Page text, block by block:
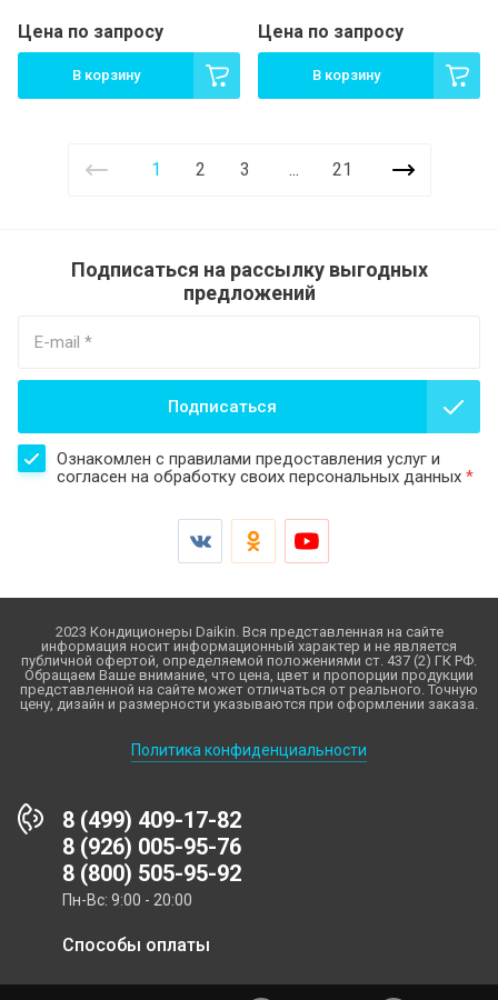
Цена по запросу
В корзину
Цена по запросу
В корзину
1 2 3 ... 21
Подписаться на рассылку выгодных
предложений
Ознакомлен с правилами предоставления услуг и
согласен на обработку своих персональных данных *
Подписаться
2023 Кондиционеры Daikin. Вся представленная на сайте
информация носит информационный характер и не является
публичной офертой, определяемой положениями ст. 437 (2) ГК РФ.
Обращаем Ваше внимание, что цена, цвет и пропорции продукции
представленной на сайте может отличаться от реального. Точную
цену, дизайн и размерности указываются при оформлении заказа.
Политика конфиденциальности
8 (499) 409-17-82
8 (926) 005-95-76
8 (800) 505-95-92
Пн-Вс: 9:00 - 20:00
Способы оплаты